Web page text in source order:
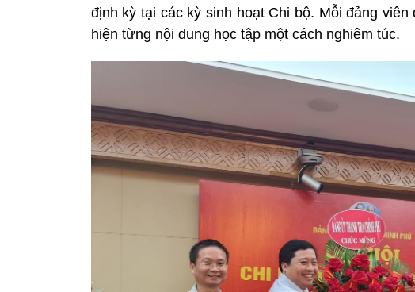
định kỳ tại các kỳ sinh hoạt Chi bộ. Mỗi đảng
hiện từng nội dung học tập một cách nghiêm túc.